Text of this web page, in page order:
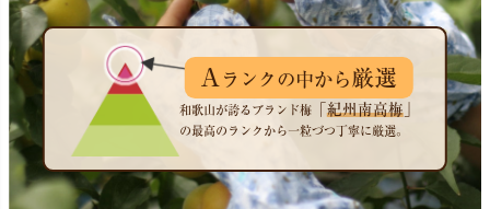
A ランクの中から厳選
和歌山が誇るブランド梅「 紀州南高梅」
の最高のランクから一粒づつ丁寧に厳選。